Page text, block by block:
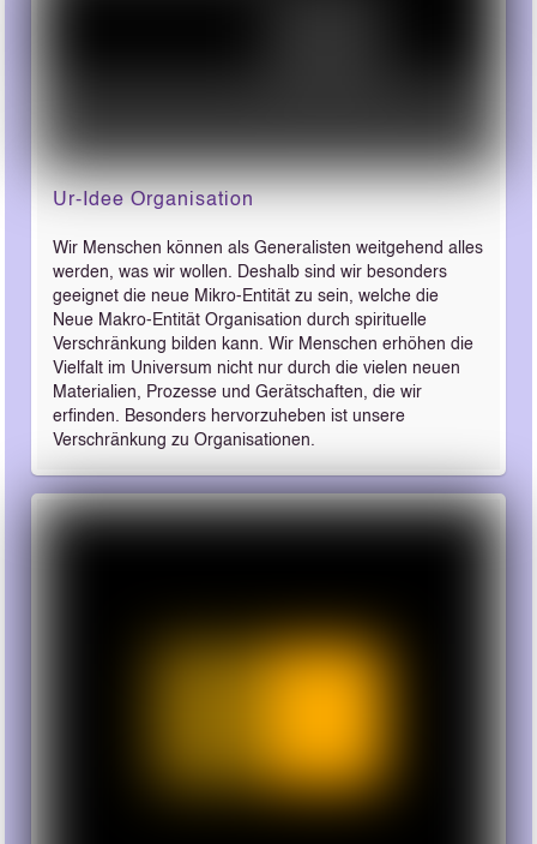
Ur-Idee Organisation
Wir Menschen können als Generalisten weitgehend alles
werden, was wir wollen. Deshalb sind wir besonders
geeignet die neue Mikro-Entität zu sein, welche die
Neue Makro-Entität Organisation durch spirituelle
Verschränkung bilden kann. Wir Menschen erhöhen die
Vielfalt im Universum nicht nur durch die vielen neuen
Materialien, Prozesse und Gerätschaften, die wir
erfinden. Besonders hervorzuheben ist unsere
Verschränkung zu Organisationen.